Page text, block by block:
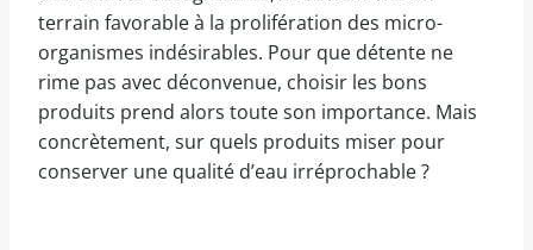
terrain favorable à la prolifération des micro-
organismes indésirables. Pour que détente ne
rime pas avec déconvenue, choisir les bons
produits prend alors toute son importance. Mais
concrètement, sur quels produits miser pour
conserver une qualité d’eau irréprochable ?